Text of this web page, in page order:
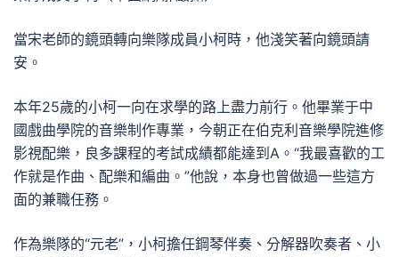
當宋老師的鏡頭轉向樂隊成員小柯時，他淺笑著向鏡頭請
安。
本年25歲的小柯一向在求學的路上盡力前行。他畢業于中
國戲曲學院的音樂制作專業，今朝正在伯克利音樂學院進修
影視配樂，良多課程的考試成績都能達到A。“我最喜歡的工
作就是作曲、配樂和編曲。”他說，本身也曾做過一些這方
面的兼職任務。
作為樂隊的“元老”，小柯擔任鋼琴伴奏、分解器吹奏者、小